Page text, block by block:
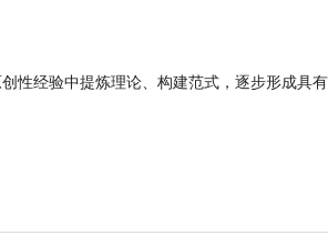
性经验中提炼理论、构建范式，逐步形成具